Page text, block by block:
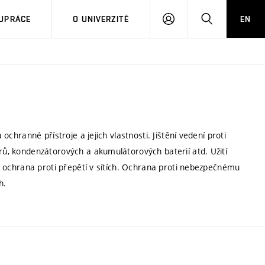
O UNIVERZITĚ
PŘIHLÁSIT HLEDATEN
přístroje a jejich vlastnosti. Jištění vedení proti
kondenzátorových a akumulátorových baterií atd. Užití
proti přepětí v sítích. Ochrana proti nebezpečnému